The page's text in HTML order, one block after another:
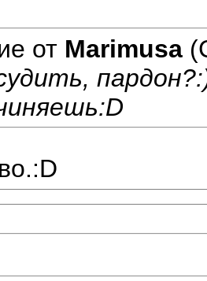
от Marimusa